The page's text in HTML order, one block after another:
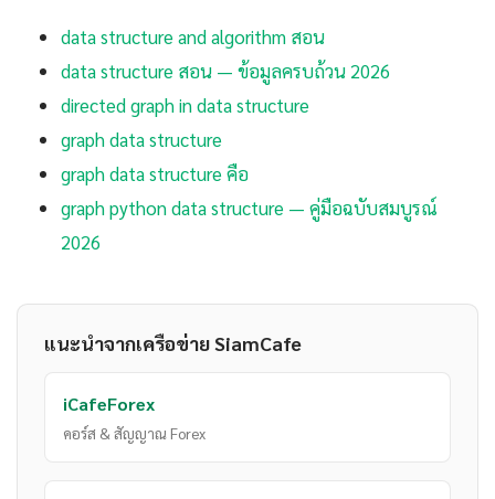
data structure and algorithm สอน
data structure สอน — ข้อมูลครบถ้วน 2026
directed graph in data structure
graph data structure
graph data structure คือ
graph python data structure — คู่มือฉบับสมบูรณ์
2026
แนะนำจากเครือข่าย SiamCafe
iCafeForex
คอร์ส & สัญญาณ Forex